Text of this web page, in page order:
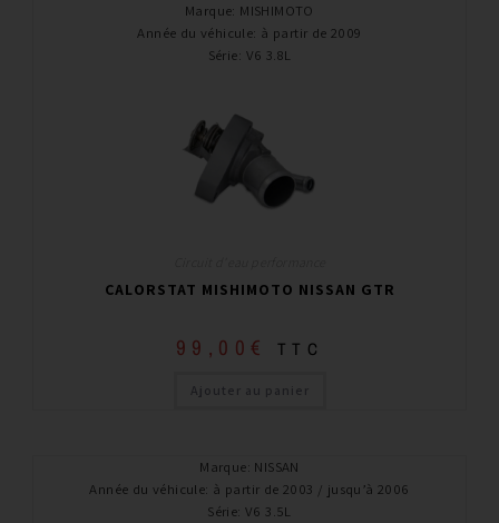
Marque: MISHIMOTO
Année du véhicule: à partir de 2009
Série: V6 3.8L
CALORSTAT MISHIMOTO NISSAN GTR
99,00 € TTC
Ajouter au panier
Marque: NISSAN
Année du véhicule: à partir de 2003 / jusqu’à 2006
Série: V6 3.5L